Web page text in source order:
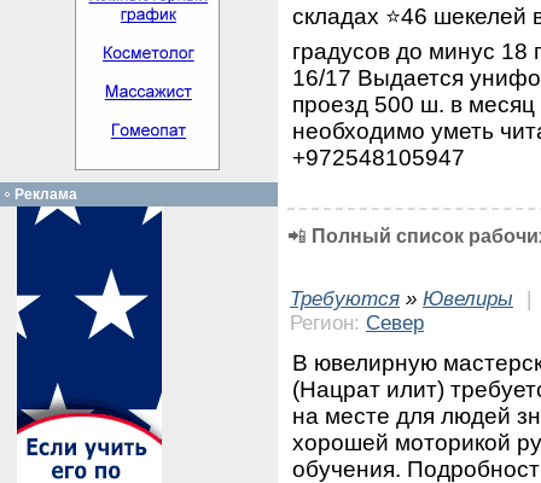
складах ⭐46
градусов до минус
16/17 Выдается
проезд 500 ш. в
необходимо уметь
+972548105947
📲 Полный список
Требуются » Ювелиры
|
Регион: Север
В ювелирную
(Нацрат илит)
на месте для людей
хорошей моторикой
обучения.
Реклама